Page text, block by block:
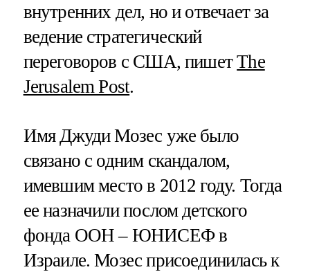
внутренних дел, но и отвечает за
ведение стратегический
переговоров с США, пишетThe
Jerusalem Post.
Имя Джуди Мозес уже было
связано с одним скандалом,
имевшим место в 2012 году. Тогда
ее назначили послом детского
фонда ООН – ЮНИСЕФ в
Израиле. Мозес присоединилась к